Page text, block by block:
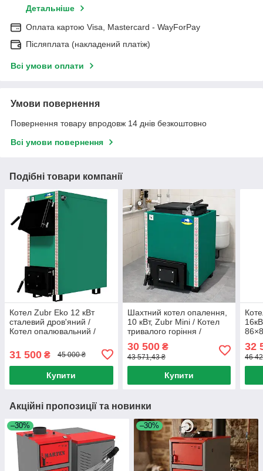
Детальніше
Оплата картою Visa, Mastercard - WayForPay
Післяплата (накладений платіж)
Всі умови оплати
Умови повернення
Повернення товару впродовж 14 днів безкоштовно
Всі умови повернення
Подібні товари компанії
Котел Zubr Eko 12 кВт
сталевий дров'яний /
Котел опалювальний /
31 500 ₴ 45 000 ₴
Купити
Шахтний котел опалення,
10 кВт, Zubr Mini / Котел
тривалого горіння /
твердопаливний
30 500₴
43 571,43 ₴
Купити
32
46
Акційні пропозиції та новинки
–30% –30%